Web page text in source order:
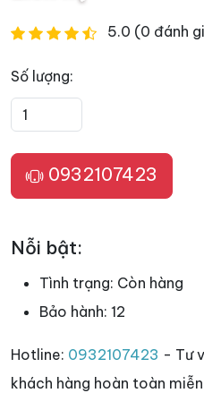
5.0 (0 đánh
Số lượng:
0932107423
Nỗi bật:
Tình trạng: Còn hàng
Bảo hành: 12
Hotline: 0932107423 - Tư
khách hàng hoàn toàn